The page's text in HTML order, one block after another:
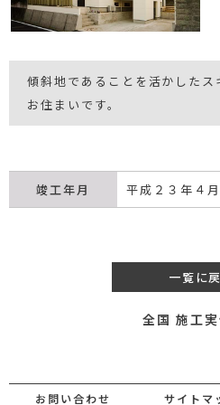
傾斜地であることを活かした
お住まいです。
竣工年月 平成２３年４月
一覧に
全国 施工
お問い合わせ サイトマ